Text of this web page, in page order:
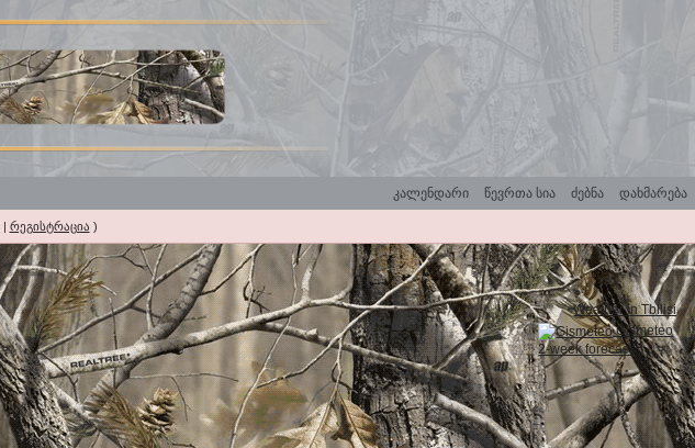
დახმარება
ძებნა
წევრთა სია
კალენდარი
| რეგისტრაცია )
Weather in Tbilisi
Gismeteo
2-week forecast